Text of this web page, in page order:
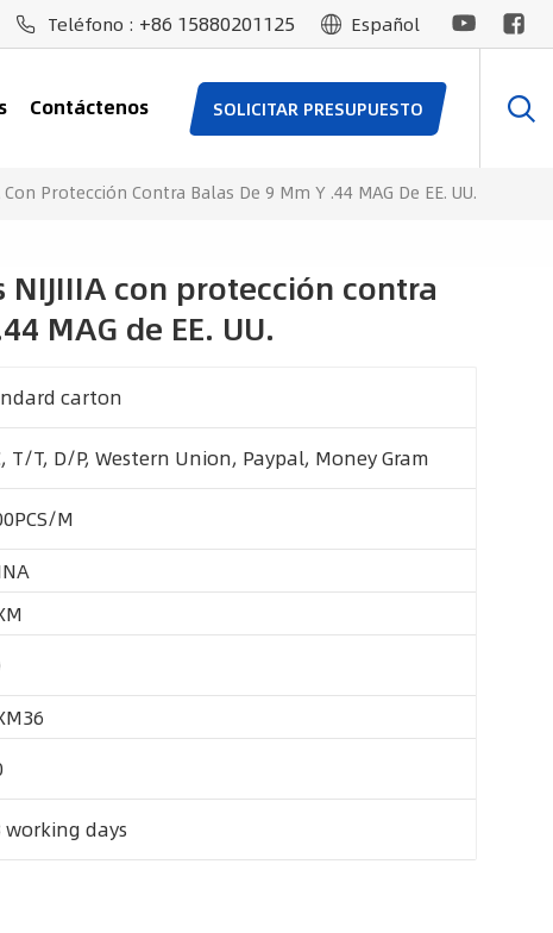
Teléfono : +86 15880201125 Español
Contáctenos SOLICITAR PRESUPUESTO
Protección Contra Balas De 9 Mm Y .44 MAG De EE. UU.
con protección contra
MAG de EE. UU.
carton
T/T, D/P, Western Union, Paypal, Money Gram
M
working days